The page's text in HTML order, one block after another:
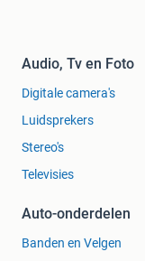
Audio, Tv en Foto
Digitale camera's
Luidsprekers
Stereo's
Televisies
Auto-onderdelen
Banden en Velgen